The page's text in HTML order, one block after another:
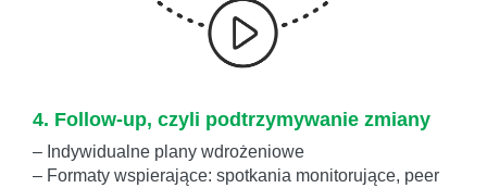
4. Follow-up, czyli podtrzymywanie zmiany
– Indywidualne plany wdrożeniowe
– Formaty wspierające: spotkania monitorujące, peer